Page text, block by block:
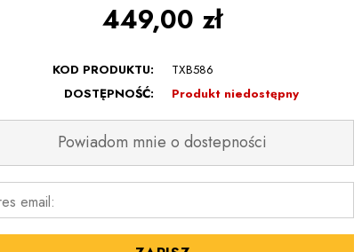
449,00 zł
KOD PRODUKTU:
TXB586
DOSTĘPNOŚĆ:
Produkt niedostępny
Powiadom mnie o dostepności
email: